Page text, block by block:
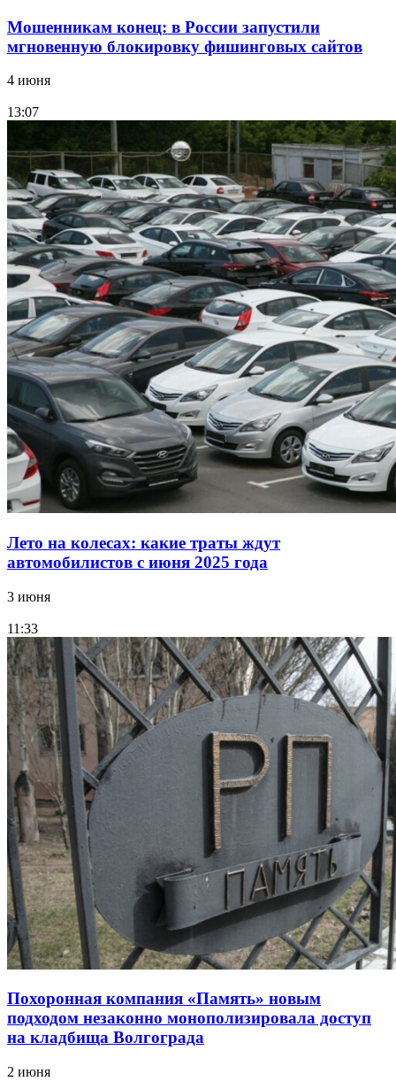
Мошенникам конец: в России запустили
мгновенную блокировку фишинговых сайтов
4 июня
13:07
Лето на колесах: какие траты ждут
автомобилистов с июня 2025 года
3 июня
11:33
Похоронная компания «Память» новым
подходом незаконно монополизировала доступ
на кладбища Волгограда
2 июня